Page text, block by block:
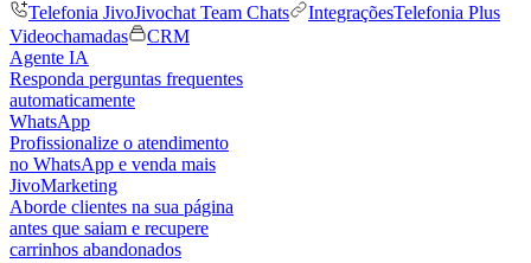
Telefonia JivoJivochat Team Chats IntegraçõesTelefonia Plus
Videochamadas
CRM
Agente IA
Responda perguntas frequentes
automaticamente
WhatsApp
Profissionalize o atendimento
no WhatsApp e venda mais
JivoMarketing
Aborde clientes na sua página
antes que saiam e recupere
carrinhos abandonados